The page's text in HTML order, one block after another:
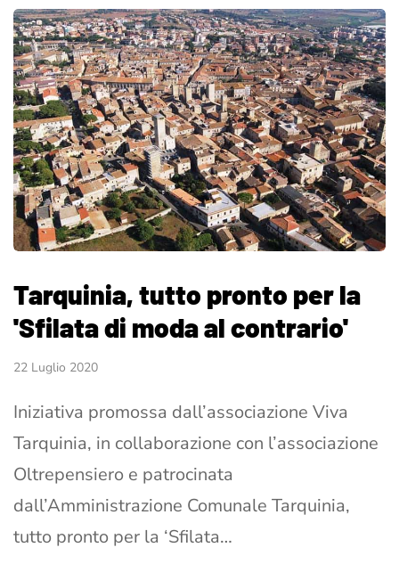
Tarquinia, tutto pronto per la
'Sfilata di moda al contrario'
22 Luglio 2020
Iniziativa promossa dall’associazione Viva
Tarquinia, in collaborazione con l’associazione
Oltrepensiero e patrocinata
dall’Amministrazione Comunale Tarquinia,
tutto pronto per la ‘Sfilata…